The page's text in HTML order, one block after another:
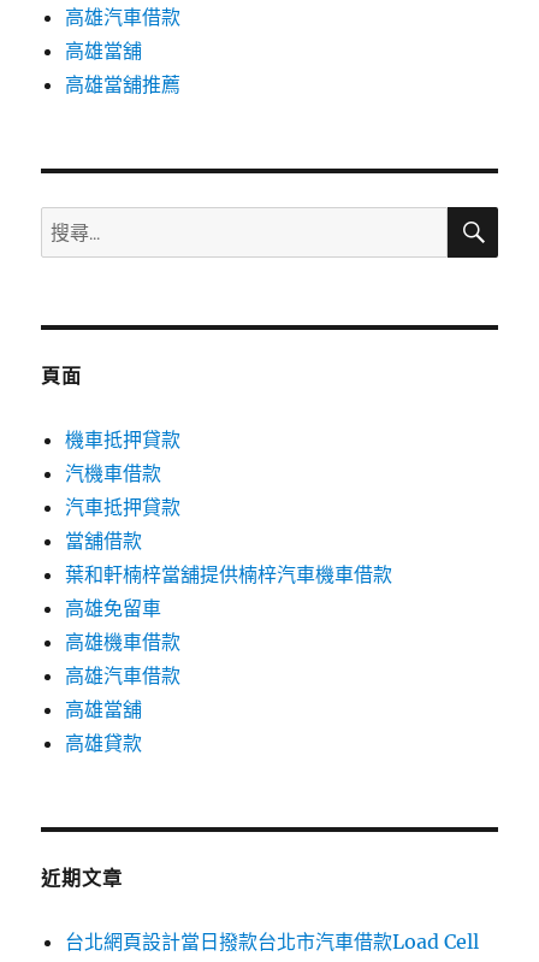
高雄汽車借款
高雄當舖
高雄當舖推薦
搜
尋
鍵
搜
頁面
機車抵押貸款
汽機車借款
汽車抵押貸款
當舖借款
葉和軒楠梓當舖提供楠梓汽車機車借款
高雄免留車
高雄機車借款
高雄汽車借款
高雄當舖
高雄貸款
近期文章
台北網頁設計當日撥款台北市汽車借款Load Cell